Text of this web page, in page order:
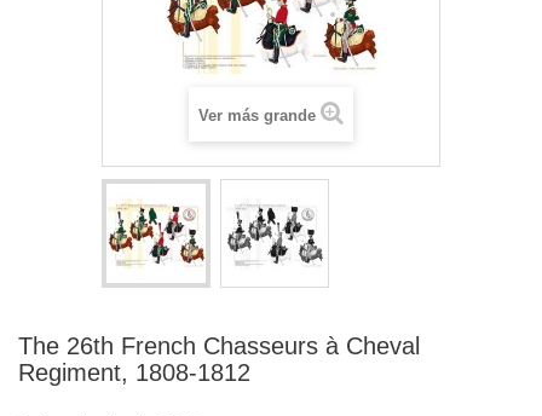
Ver más grande
The 26th French Chasseurs à Cheval
Regiment, 1808-1812